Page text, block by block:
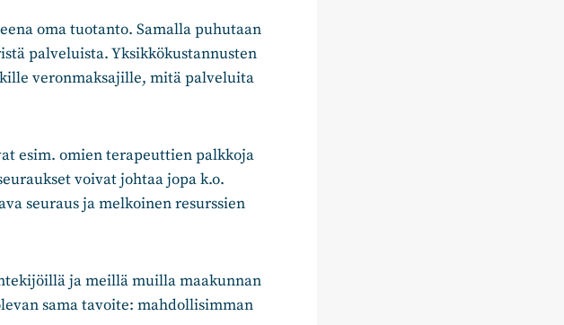
oma tuotanto. Samalla puhutaan
palveluista. Yksikkökustannusten
veronmaksajille, mitä palveluita
esim. omien terapeuttien palkkoja
voivat johtaa jopa k.o.
seuraus ja melkoinen resurssien
ja meillä muilla maakunnan
sama tavoite: mahdollisimman